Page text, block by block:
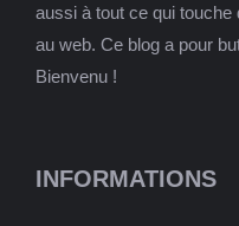
aussi à tout ce qui
au web. Ce blog a pour
Bienvenu !
INFORMATIONS